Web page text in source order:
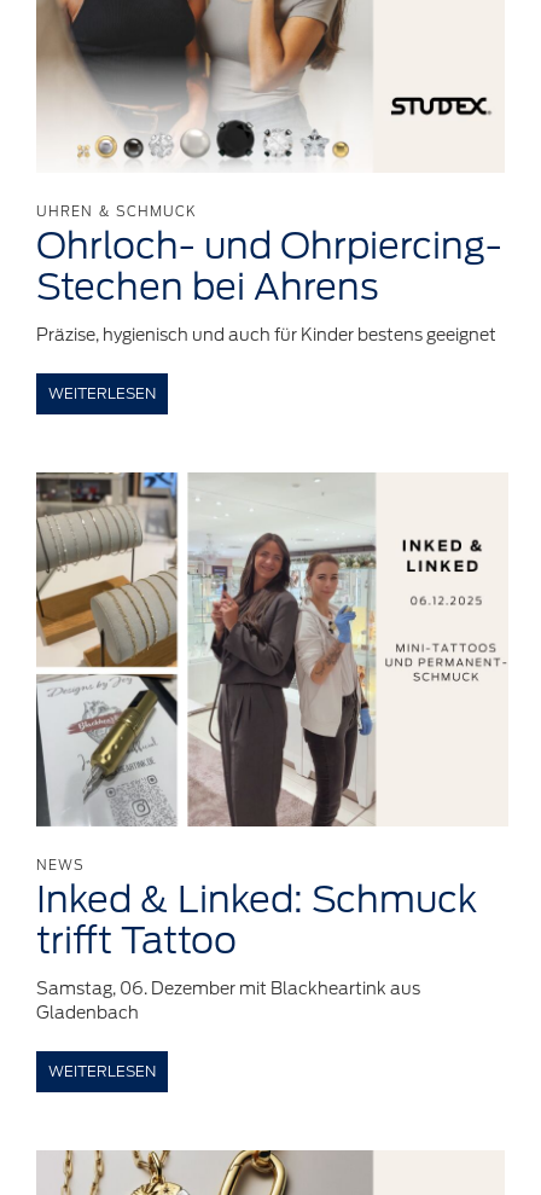
UHREN & SCHMUCK
Ohrloch- und Ohrpiercing-
Stechen bei Ahrens
Präzise, hygienisch und auch für Kinder bestens geeignet
WEITERLESEN
NEWS
Inked & Linked: Schmuck
trifft Tattoo
Samstag, 06. Dezember mit Blackheartink aus
Gladenbach
WEITERLESEN